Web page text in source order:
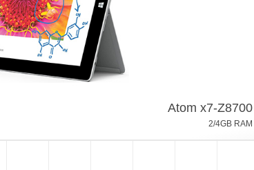
Atom x7-Z8700
2/4GB RAM